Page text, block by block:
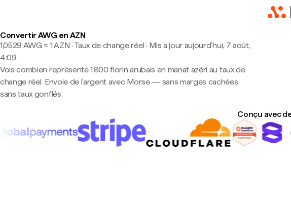
Convertir AWG en AZN
1,0529 AWG ≈ 1 AZN · Taux de change réel · Mis à jour aujourd’hui, 7 août,
4:09
Vois combien représente 1 800 florin arubais en manat azéri au taux de
change réel. Envoie de l'argent avec Morse — sans marges cachées,
sans taux gonflés.
Conçu avec